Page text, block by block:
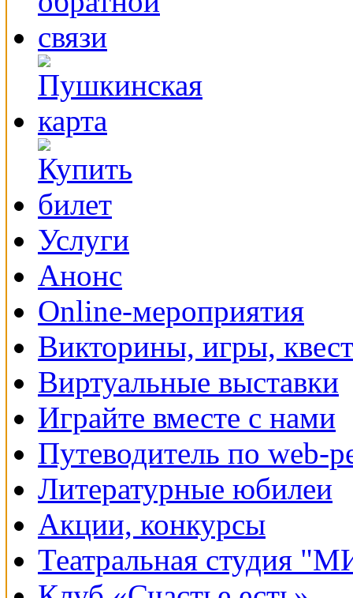
Услуги
Анонс
Online-мероприятия
Викторины, игры,
Виртуальные выставки
Играйте вместе с нами
Путеводитель по web-
Литературные юбилеи
Акции, конкурсы
Театральная студия